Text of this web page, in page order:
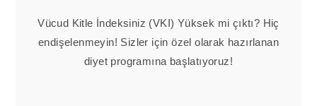
Vücud Kitle İndeksiniz (VKI) Yüksek mi çıktı? Hiç
endişelenmeyin! Sizler için özel olarak hazırlanan
diyet programına başlatıyoruz!